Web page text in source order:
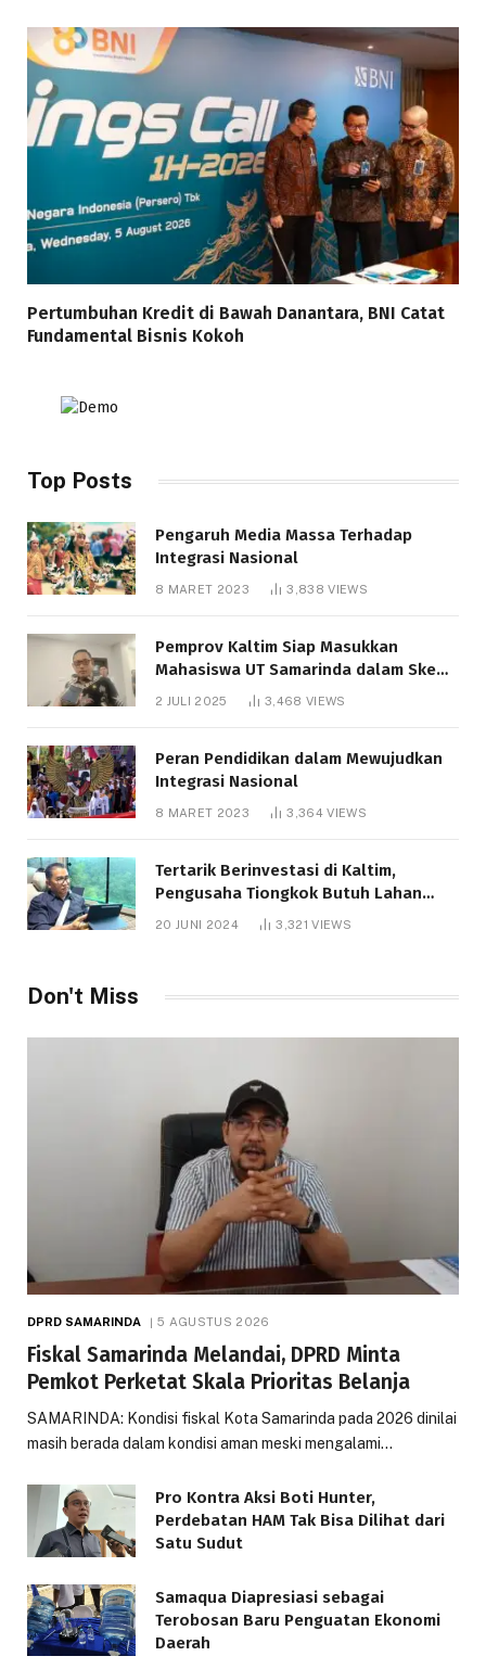
Pertumbuhan Kredit di Bawah Danantara, BNI Catat
Fundamental Bisnis Kokoh
Top Posts
Pengaruh Media Massa Terhadap
Integrasi Nasional
8 MARET 2023 3,838VIEWS
Pemprov Kaltim Siap Masukkan
Mahasiswa UT Samarinda dalam Skema
Bantuan Pendidikan Gratispol
2 JULI 2025 3,468 VIEWS
Peran Pendidikan dalam Mewujudkan
Integrasi Nasional
8 MARET 2023 3,364VIEWS
Tertarik Berinvestasi di Kaltim,
Pengusaha Tiongkok Butuh Lahan
1.000 Hektare
20 JUNI 2024 3,321VIEWS
Don't Miss
DPRD SAMARINDA 5 AGUSTUS 2026
Fiskal Samarinda Melandai, DPRD Minta
Pemkot Perketat Skala Prioritas Belanja
SAMARINDA: Kondisi fiskal Kota Samarinda pada 2026 dinilai
masih berada dalam kondisi aman meski mengalami…
Pro Kontra Aksi Boti Hunter,
Perdebatan HAM Tak Bisa Dilihat dari
Satu Sudut
Samaqua Diapresiasi sebagai
Terobosan Baru Penguatan Ekonomi
Daerah